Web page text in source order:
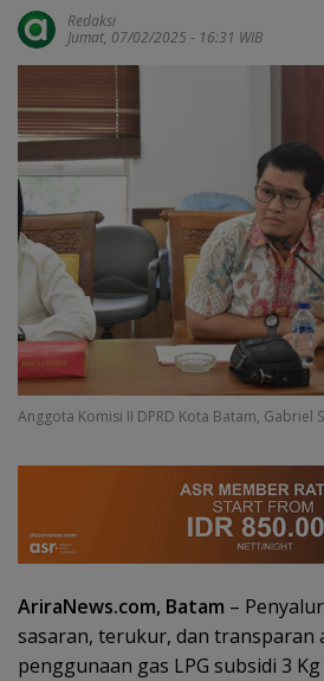
Redaksi
Jumat, 07/02/2025 - 16:31 WIB
Anggota Komisi II DPRD Kota Batam, Gabriel
AriraNews.com, Batam –
sasaran, terukur, dan transparan
penggunaan gas LPG subsidi 3